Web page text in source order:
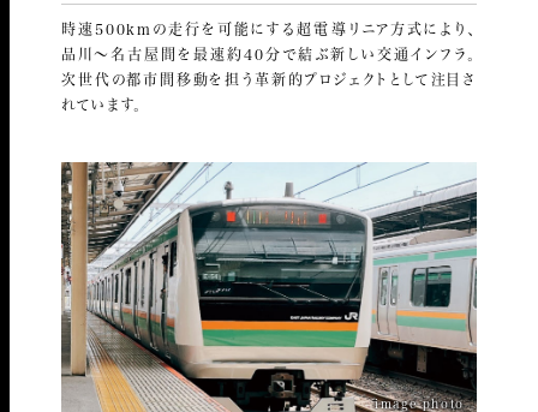
時速500kmの走行を可能にする超電導リニア方式により、
品川～名古屋間を最速約40分で結ぶ新しい交通インフラ。
次世代の都市間移動を担う革新的プロジェクトとして注目さ
れています。
image photo